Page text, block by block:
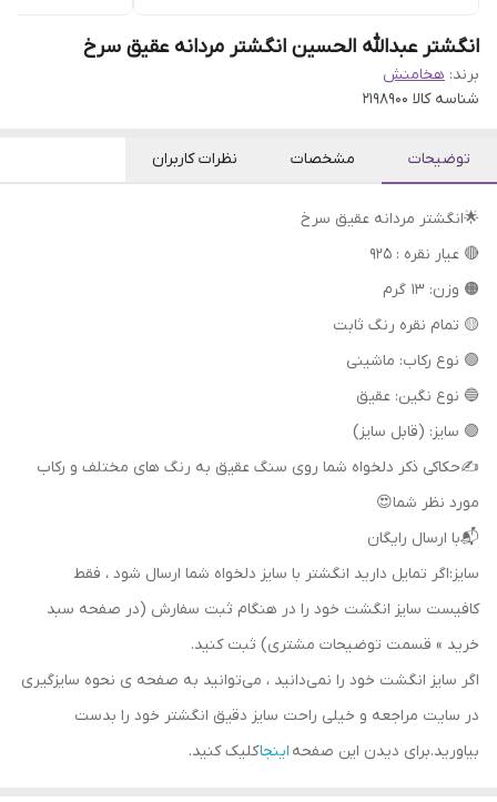
انگشتر عبدالله الحسین انگشتر مردانه عقیق سرخ
برند: هخامنش
شناسه کالا 2198900
توضیحات مشخصات نظرات کاربران
🌟انگشتر مردانه عقیق سرخ
🔴 عیار نقره : 925
🟠 وزن: 13 گرم
🟡 تمام نقره رنگ ثابت
🟢 نوع رکاب: ماشینی
🔵 نوع نگین: عقیق
🟣 سایز: (قابل سایز)
✍حکاکی ذکر دلخواه شما روی سنگ عقیق به رنگ های مختلف و رکاب
مورد نظر شما😍
📬با ارسال رایگان
سایز:اگر تمایل دارید انگشتر با سایز دلخواه شما ارسال شود ، فقط
کافیست سایز انگشت خود را در هنگام ثبت سفارش (در صفحه سبد
خرید » قسمت توضیحات مشتری) ثبت کنید.
اگر سایز انگشت خود را نمی‌دانید ، می‌توانید به صفحه ی نحوه سایزگیری
در سایت مراجعه و خیلی راحت سایز دقیق انگشتر خود را بدست
بیاورید.برای دیدن این صفحه اینجاکلیک کنید.